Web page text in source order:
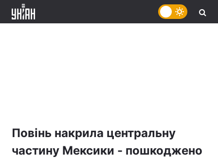
Повінь накрила центральну
частину Мексики - пошкоджено